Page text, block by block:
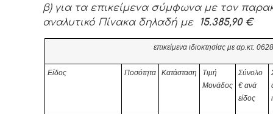
β) για τα επικείμενα σύμφωνα με τον
αναλυτικό Πίνακα δηλαδή με
15.385,90 €
επικείμενα ιδιοκτησίας με αρ.κτ. 06
Είδος Ποσότητα Κατάσταση
Τιμή
Μονάδος
Σύνολο
€ανά
είδος